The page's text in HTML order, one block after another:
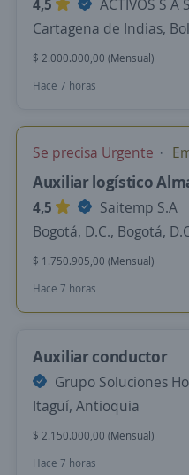
4,5
ACTIVOS S A S
Cartagena de Indias,
$ 2.000.000,00 (Mensual)
Hace 7 horas
Se precisa Urgente
Auxiliar logístico
4,5
Saitemp S.A
Bogotá, D.C., Bogotá,
$ 1.750.905,00 (Mensual)
Hace 7 horas
Auxiliar conductor
Grupo Soluciones
Itagüí, Antioquia
$ 2.150.000,00 (Mensual)
Hace 7 horas